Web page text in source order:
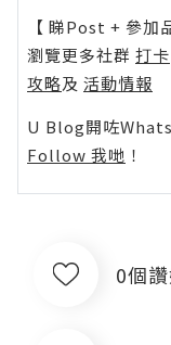
【 睇Post + 參加
瀏覽更多社群 打卡
攻略及 活動情報
U Blog開咗
Follow 我哋 ！
0個